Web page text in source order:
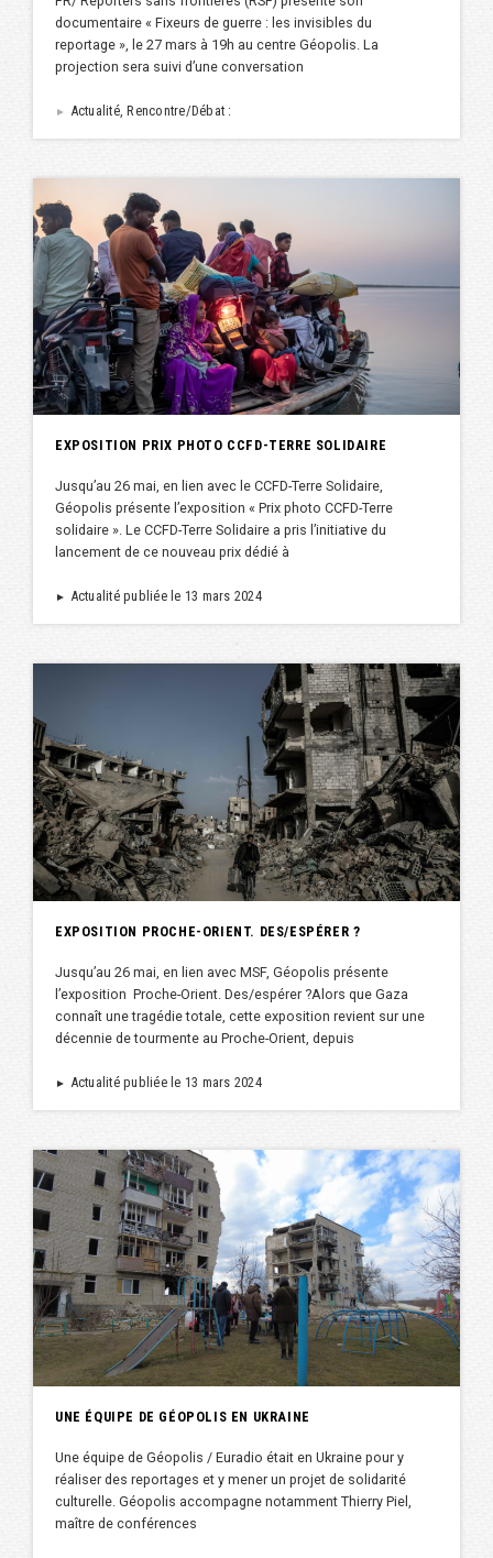
documentaire « Fixeurs de guerre : les invisibles du
reportage », le 27 mars à 19h au centre Géopolis. La
projection sera suivi d’une conversation
► Actualité, Rencontre/Débat :
EXPOSITION PRIX PHOTO CCFD-TERRE SOLIDAIRE
Jusqu’au 26 mai, en lien avec le CCFD-Terre Solidaire,
Géopolis présente l’exposition « Prix photo CCFD-Terre
solidaire ». Le CCFD-Terre Solidaire a pris l’initiative du
lancement de ce nouveau prix dédié à
► Actualité publiée le 13 mars 2024
EXPOSITION PROCHE-ORIENT. DES/ESPÉRER ?
Jusqu’au 26 mai, en lien avec MSF, Géopolis présente
l’exposition Proche-Orient. Des/espérer ?Alors que Gaza
connaît une tragédie totale, cette exposition revient sur une
décennie de tourmente au Proche-Orient, depuis
► Actualité publiée le 13 mars 2024
UNE ÉQUIPE DE GÉOPOLIS EN UKRAINE
Une équipe de Géopolis / Euradio était en Ukraine pour y
réaliser des reportages et y mener un projet de solidarité
culturelle. Géopolis accompagne notamment Thierry Piel,
maître de conférences